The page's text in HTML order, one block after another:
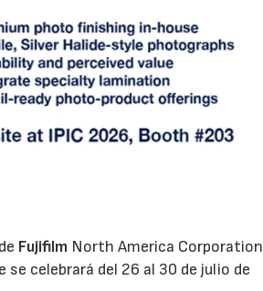
Fujifilm North America Corporation
celebrará del 26 al 30 de julio de